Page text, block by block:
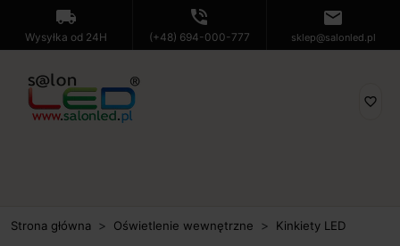
local_shipping
Wysyłka od 24H
phone_in_talk
(+48) 694-000-777
mail
sklep@salonled.pl
favorite_border
Strona główna Oświetlenie wewnętrzne Kinkiety LED